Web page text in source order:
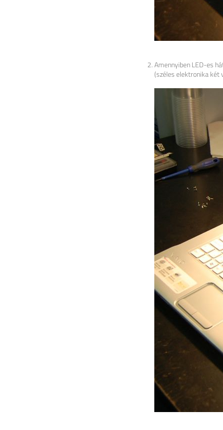
Amennyiben LED-es
(széles elektronika két